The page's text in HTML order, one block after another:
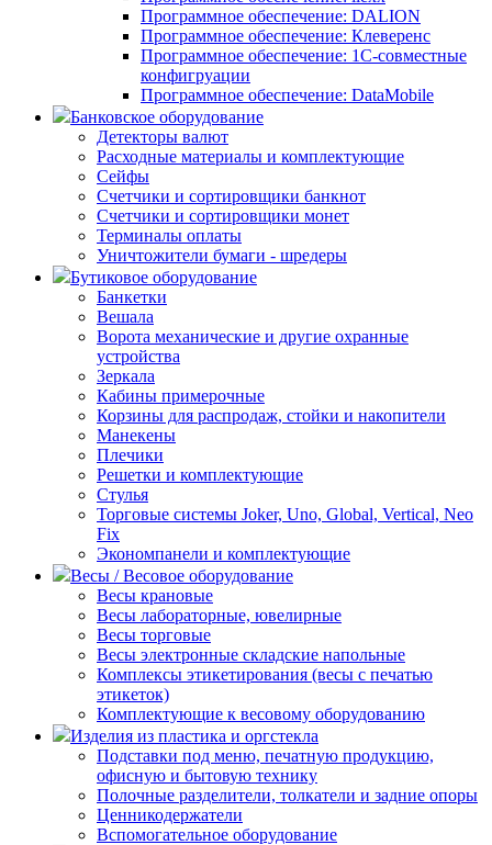
Программное обеспечение: DALION
Программное обеспечение: Клеверенс
Программное обеспечение: 1С-совместные
конфигруации
Программное обеспечение: DataMobile
Банковское оборудование
Детекторы валют
Расходные материалы и комплектующие
Сейфы
Счетчики и сортировщики банкнот
Счетчики и сортировщики монет
Терминалы оплаты
Уничтожители бумаги - шредеры
Бутиковое оборудование
Банкетки
Вешала
Ворота механические и другие охранные
устройства
Зеркала
Кабины примерочные
Корзины для распродаж, стойки и накопители
Манекены
Плечики
Решетки и комплектующие
Стулья
Торговые системы Joker, Uno, Global, Vertical, Neo
Fix
Экономпанели и комплектующие
Весы / Весовое оборудование
Весы крановые
Весы лабораторные, ювелирные
Весы торговые
Весы электронные складские напольные
Комплексы этикетирования (весы с печатью
этикеток)
Комплектующие к весовому оборудованию
Изделия из пластика и оргстекла
Подставки под меню, печатную продукцию,
офисную и бытовую технику
Полочные разделители, толкатели и задние опоры
Ценникодержатели
Вспомогательное оборудование